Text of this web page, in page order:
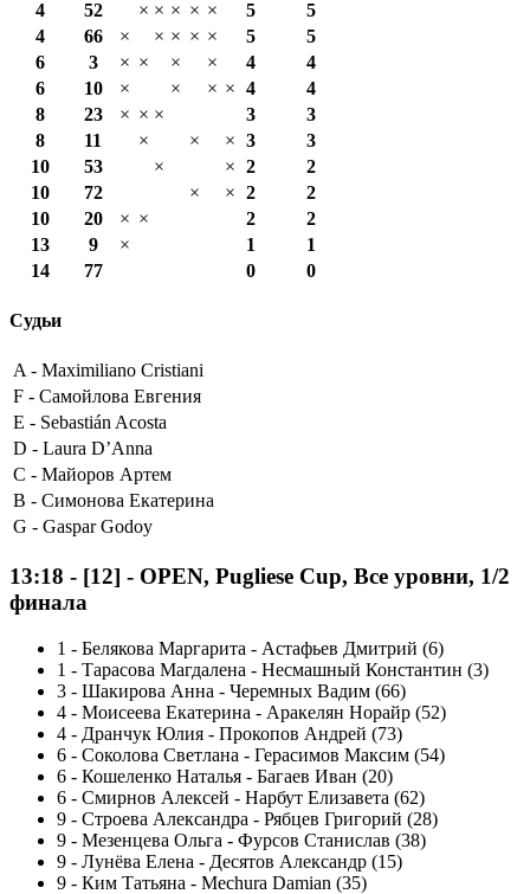
4 52 × × × × × 5
5
4
66 × × × × × 5
5
6
3 × × × × 4
4
6
10 × × × × 4
4
8
23 × × × 3
3
8
11 × × × 3
3
10
53 × × 2
2
10
72 × × 2
2
10
20 × × 2
2
13
9 × 1
1
14
77 0 0
Судьи
A - Maximiliano Cristiani
F - Самойлова Евгения
E - Sebastián Acosta
D - Laura D’Anna
C - Майоров Артем
B - Симонова Екатерина
G - Gaspar Godoy
13:18 - [12] - OPEN, Pugliese Cup, Все уровни, 1/2
финала
1 - Белякова Маргарита - Астафьев Дмитрий (6)
1 - Тарасова Магдалена - Несмашный Константин (3)
3 - Шакирова Анна - Черемных Вадим (66)
4 - Моисеева Екатерина - Аракелян Норайр (52)
4 - Дранчук Юлия - Прокопов Андрей (73)
6 - Соколова Светлана - Герасимов Максим (54)
6 - Кошеленко Наталья - Багаев Иван (20)
6 - Смирнов Алексей - Нарбут Елизавета (62)
9 - Строева Александра - Рябцев Григорий (28)
9 - Мезенцева Ольга - Фурсов Станислав (38)
9 - Лунёва Елена - Десятов Александр (15)
9 - Ким Татьяна - Mechura Damian (35)